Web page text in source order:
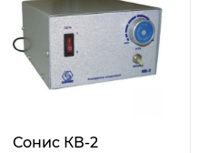
Сонис КВ-2